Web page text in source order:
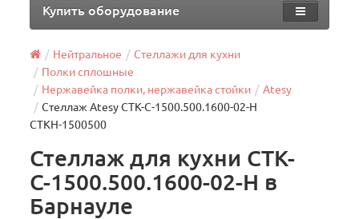
Купить оборудование
Нейтральное
Стеллажи для кухни
Полки сплошные
Нержавейка полки, нержавейка стойки
Atesy
Стеллаж Atesy СТК-С-1500.500.1600-02-Н
СТКН-1500500
Стеллаж для кухни СТК-
С-1500.500.1600-02-Н в
Барнауле